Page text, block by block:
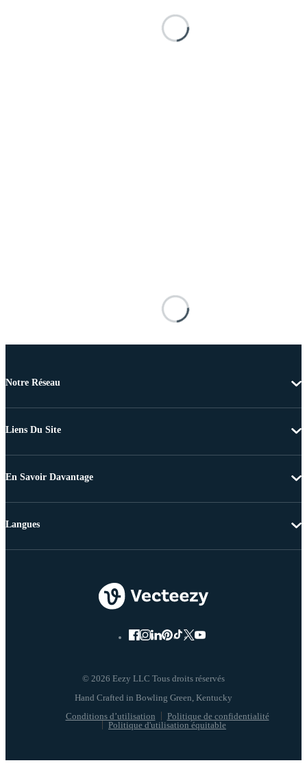
Notre Réseau
Liens Du Site
En Savoir Davantage
© 2026 Eezy LLC Tous droits réservés
Conditions d’utilisation
Politique de confidentialité
Politique d'utilisation équitable
Langues